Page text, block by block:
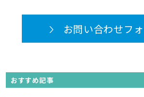
お問い合わせフ
おすすめ記事